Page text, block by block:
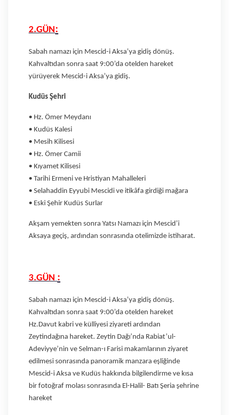
2.GÜN :
Sabah namazı için Mescid-i Aksa’ya gidiş dönüş.
Kahvaltıdan sonra saat 9:00’da otelden hareket
yürüyerek Mescid-i Aksa’ya gidiş.
Kudüs Şehri
• Hz. Ömer Meydanı
• Kudüs Kalesi
• Mesih Kilisesi
• Hz. Ömer Camii
• Kıyamet Kilisesi
• Tarihi Ermeni ve Hristiyan Mahalleleri
• Selahaddin Eyyubi Mescidi ve itikâfa girdiği mağara
• Eski Şehir Kudüs Surlar
Akşam yemekten sonra Yatsı Namazı için Mescid’i
Aksaya geçiş, ardından sonrasında otelimizde istiharat.
3.GÜN :
Sabah namazı için Mescid-i Aksa’ya gidiş dönüş.
Kahvaltıdan sonra saat 9:00’da otelden hareket
Hz.Davut kabri ve külliyesi ziyareti ardından
Zeytindağına hareket. Zeytin Dağı’nda Rabiat’ul-
Adeviyye’nin ve Selman-ı Farisi makamlarının ziyaret
edilmesi sonrasında panoramik manzara eşliğinde
Mescid-i Aksa ve Kudüs hakkında bilgilendirme ve kısa
bir fotoğraf molası sonrasında El-Halil- Batı Şeria şehrine
hareket